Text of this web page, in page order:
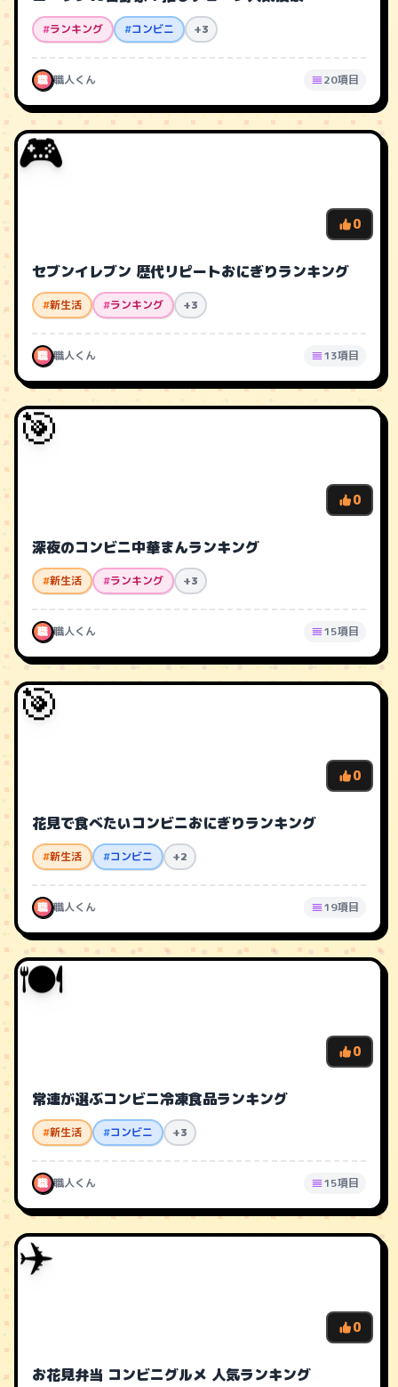
#ランキング #コンビニ +3
職 職人くん 20項目
🎮
0
セブンイレブン 歴代リピートおにぎりランキング
#新生活 #ランキング +3
職 職人くん 13項目
🎯
0
深夜のコンビニ中華まんランキング
#新生活 #ランキング +3
職 職人くん 15項目
🎯
0
花見で食べたいコンビニおにぎりランキング
#新生活 #コンビニ +2
職 職人くん 19項目
🍽️
0
常連が選ぶコンビニ冷凍食品ランキング
#新生活 #コンビニ +3
職 職人くん 15項目
✈️
0
お花見弁当 コンビニグルメ 人気ランキング